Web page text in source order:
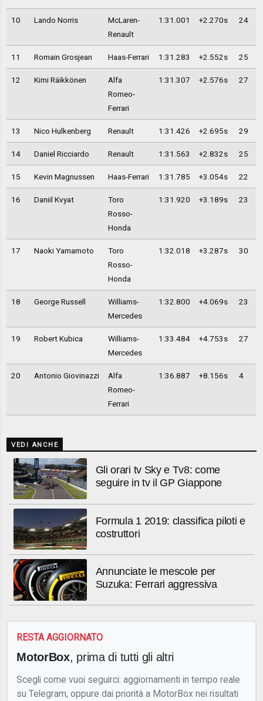
10 Lando Norris
McLaren-
Renault
1:31.001 +2.270s 24
11 Romain Grosjean Haas-Ferrari 1:31.283 +2.552s 25
12 Kimi Räikkönen
Alfa
Romeo-
Ferrari
1:31.307 +2.576s 27
13 Nico Hulkenberg Renault 1:31.426 +2.695s 29
14 Daniel Ricciardo Renault 1:31.563 +2.832s 25
15 Kevin Magnussen Haas-Ferrari 1:31.785 +3.054s 22
16 Daniil Kvyat
Toro
Rosso-
Honda
1:31.920 +3.189s 23
17 Naoki Yamamoto
Toro
Rosso-
Honda
1:32.018 +3.287s 30
18 George Russell
Williams-
Mercedes
1:32.800 +4.069s 23
19 Robert Kubica
Williams-
Mercedes
1:33.484 +4.753s 27
20 Antonio Giovinazzi
Alfa
Romeo-
Ferrari
1:36.887 +8.156s 4
VEDI ANCHE
Gli orari tv Sky e Tv8: come
seguire in tv il GP Giappone
Formula 1 2019: classifica piloti e
costruttori
Annunciate le mescole per
Suzuka: Ferrari aggressiva
RESTA AGGIORNATO
MotorBox, prima di tutti gli altri
Scegli come vuoi seguirci: aggiornamenti in tempo reale
su Telegram, oppure dai priorità a MotorBox nei risultati